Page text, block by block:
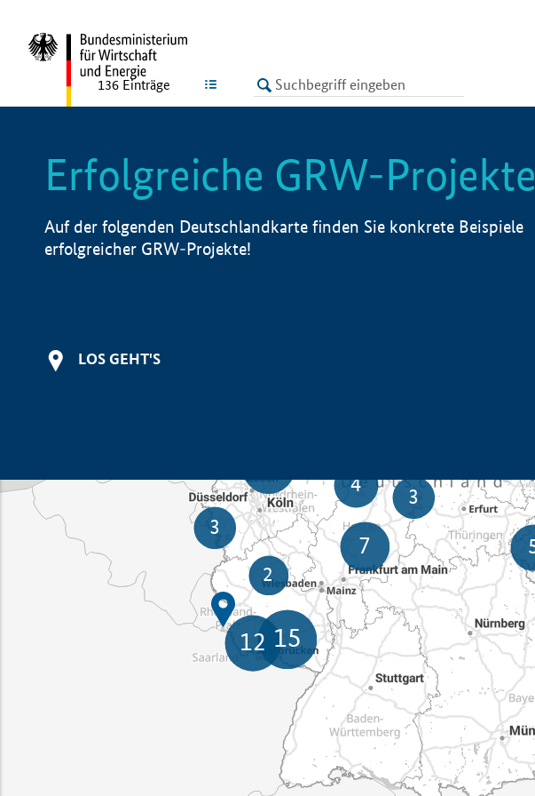
LISTE
136 Einträge
Erfolgreiche GRW-Projekte
Auf der folgenden Deutschlandkarte finden Sie konkrete Beispiele
erfolgreicher GRW-Projekte!
LOS GEHT'S